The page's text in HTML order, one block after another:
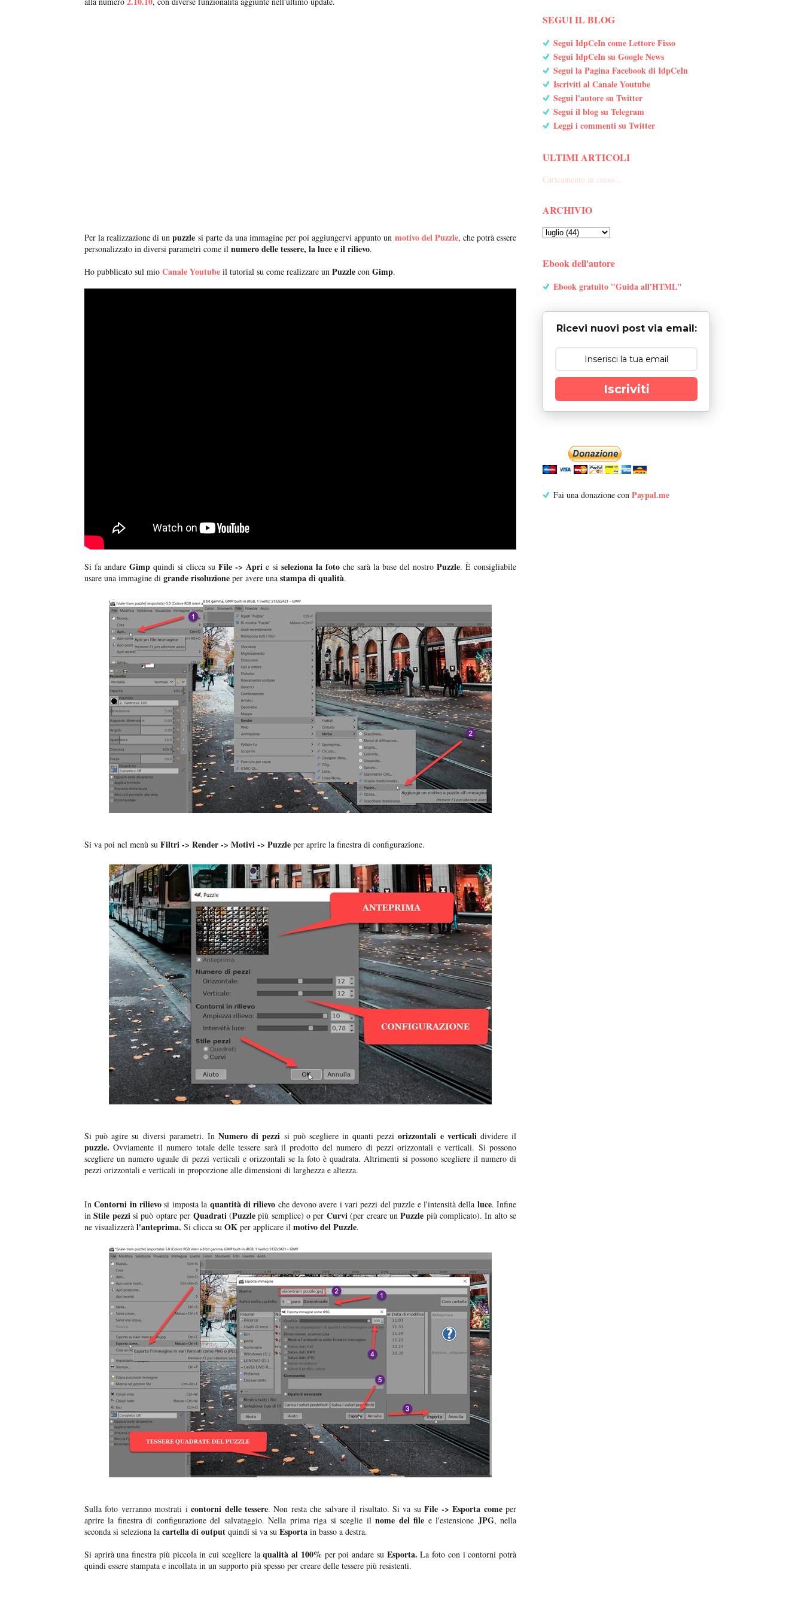
Per la realizzazione di unpuzzle si parte da una immagine per poi aggiungervi appunto un motivo del Puzzle, che potrà essere
personalizzato in diversi parametri come il numero delle tessere, la luce e il rilievo.
Ho pubblicato sul mio Canale Youtube il tutorial su come realizzare un Puzzle con Gimp.
Si fa andareGimp quindi si clicca suFile -> Apri e siseleziona la fotoche sarà la base del nostro Puzzle. È consigliabile
usare una immagine di grande risoluzione per avere una stampa di qualità.
Si va poi nel menù su Filtri -> Render -> Motivi -> Puzzle per aprire la finestra di configurazione.
Si può agire su diversi parametri. InNumero di pezzi si può scegliere in quanti pezziorizzontali e verticalidividere il
puzzle. Ovviamente il numero totale delle tessere sarà il prodotto del numero di pezzi orizzontali e verticali. Si possono
scegliere un numero uguale di pezzi verticali e orizzontali se la foto è quadrata. Altrimenti si possono scegliere il numero di
pezzi orizzontali e verticali in proporzione alle dimensioni di larghezza e altezza.
InContorni in rilievo si imposta la quantità di rilievo che devono avere i vari pezzi del puzzle e l'intensità della luce. Infine
inStile pezzisi può optare per Quadrati(Puzzlepiù semplice) o per Curvi(per creare unPuzzle più complicato). In alto se
ne visualizzerà l'anteprima. Si clicca su OK per applicare il motivo del Puzzle.
Sulla foto verranno mostrati icontorni delle tessere. Non resta che salvare il risultato. Si va suFile -> Esporta comeper
aprire la finestra di configurazione del salvataggio. Nella prima riga si sceglie ilnome del file e l'estensione JPG, nella
seconda si seleziona la cartella di output quindi si va su Esporta in basso a destra.
Si aprirà una finestra più piccola in cui scegliere laqualità al 100%per poi andare su Esporta. La foto con i contorni potrà
quindi essere stampata e incollata in un supporto più spesso per creare delle tessere più resistenti.
SEGUI IL BLOG
Segui IdpCeIn come Lettore Fisso
Segui IdpCeIn su Google News
Segui la Pagina Facebook di IdpCeIn
Iscriviti al Canale Youtube
Segui l'autore su Twitter
Segui il blog su Telegram
Leggi i commenti su Twitter
ULTIMI ARTICOLI
Caricamento in corso...
ARCHIVIO
Ebook dell'autore
Ebook gratuito "Guida all'HTML"
Ricevi nuovi post via email:
Iscriviti
Fai una donazione con Paypal.me